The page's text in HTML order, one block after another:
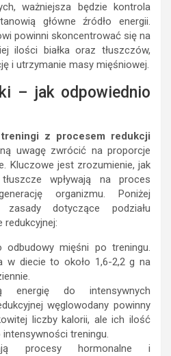
ważniejsza będzie kontrola
główne źródło energii.
powinni skoncentrować się na
ilości białka oraz tłuszczów,
i utrzymanie masy mięśniowej.
– jak odpowiednio
treningi z procesem redukcji
uwagę zwrócić na proporcje
Kluczowe jest zrozumienie, jak
wpływają na proces
organizmu. Poniżej
zasady dotyczące podziału
redukcyjnej:
odbudowy mięśni po treningu.
w diecie to około 1,6-2,2 g na
energię do intensywnych
węglowodany powinny
liczby kalorii, ale ich ilość
treningu.
procesy hormonalne i